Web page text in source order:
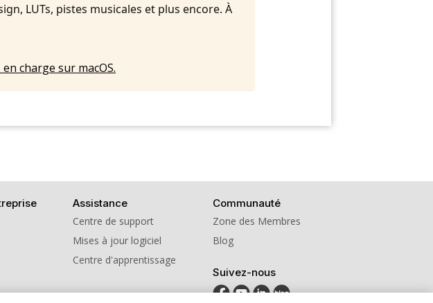
LUTs, pistes musicales et plus encore. À
charge sur macOS.
Assistance
Centre de support
Mises à jour logiciel
Centre d'apprentissage
Communauté
Zone des Membres
Blog
Suivez-nous